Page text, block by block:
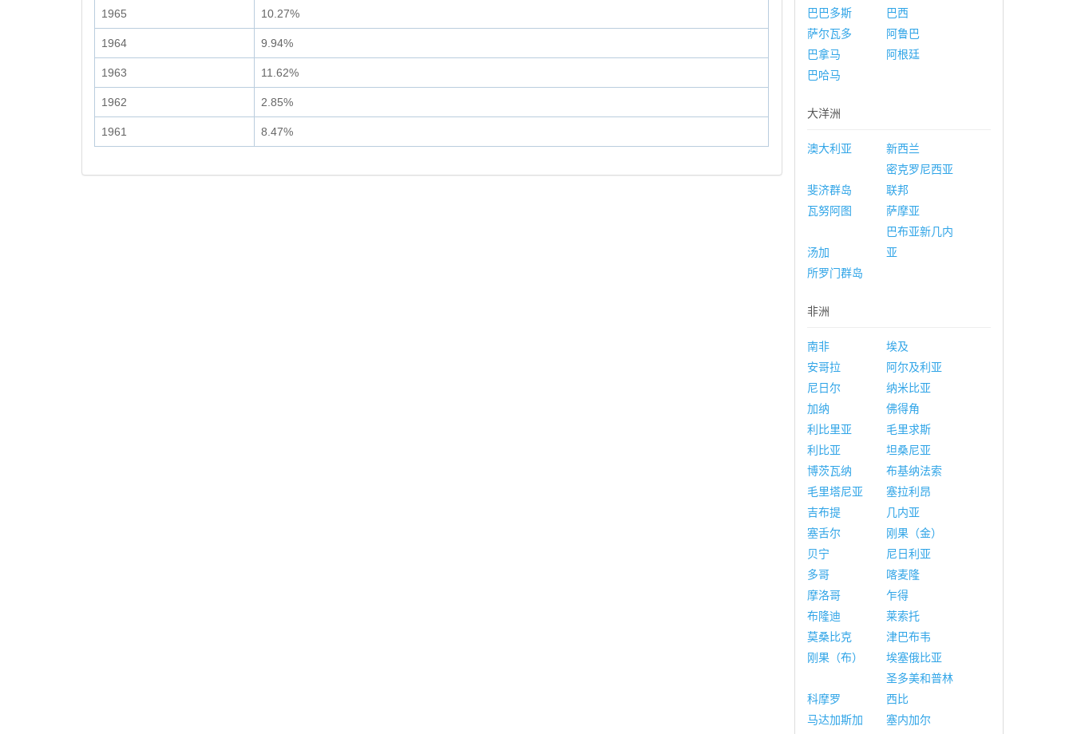
1965 10.27%
1964 9.94%
1963 11.62%
1962 2.85%
1961 8.47%
巴巴多斯
巴西
萨尔瓦多
阿鲁巴
巴拿马
阿根廷
巴哈马
大洋洲
澳大利亚 新西兰
斐济群岛
密克罗尼西亚
联邦
瓦努阿图
萨摩亚
汤加
巴布亚新几内
亚
所罗门群岛
非洲
南非
埃及
安哥拉
阿尔及利亚
尼日尔
纳米比亚
加纳
佛得角
利比里亚
毛里求斯
利比亚
坦桑尼亚
博茨瓦纳
布基纳法索
毛里塔尼亚
塞拉利昂
吉布提
几内亚
塞舌尔
刚果（金）
贝宁
尼日利亚
多哥
喀麦隆
摩洛哥
乍得
布隆迪
莱索托
莫桑比克
津巴布韦
刚果（布）
埃塞俄比亚
科摩罗
圣多美和普林
西比
马达加斯加
塞内加尔